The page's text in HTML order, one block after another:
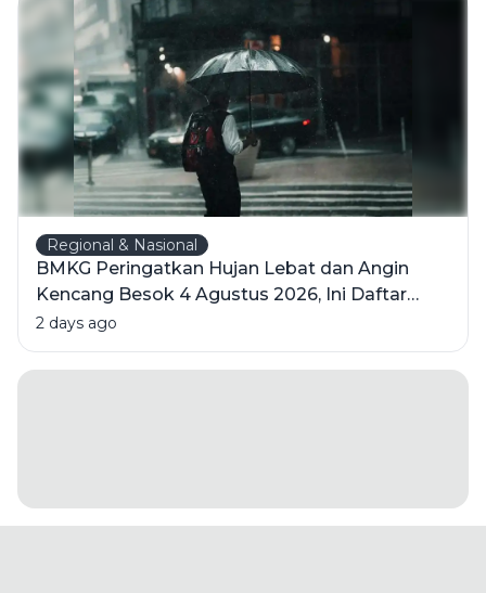
Regional & Nasional
BMKG Peringatkan Hujan Lebat dan Angin
Kencang Besok 4 Agustus 2026, Ini Daftar
Wilayahnya
2 days ago